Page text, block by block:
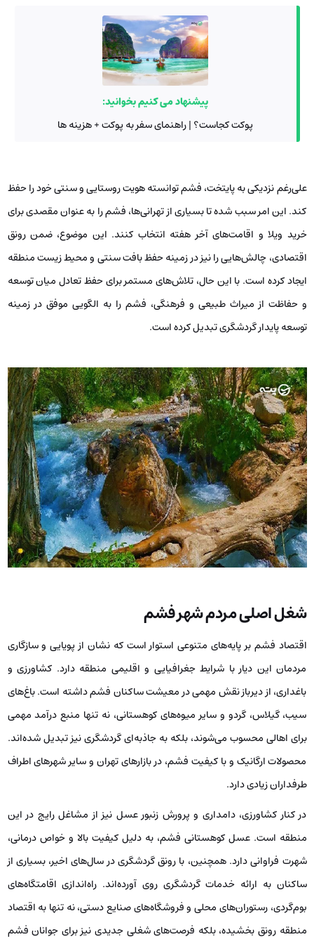
پیشنهاد می کنیم بخوانید:
پوکت کجاست؟ | راهنمای سفر به پوکت + هزینه ها
علی‌رغم نزدیکی به پایتخت، فشم توانسته هویت روستایی و سنتی خود را حفظ
کند. این امر سبب شده تا بسیاری از تهرانی‌ها، فشم را به عنوان مقصدی برای
خرید ویلا و اقامت‌های آخر هفته انتخاب کنند. این موضوع، ضمن رونق
اقتصادی، چالش‌هایی را نیز در زمینه حفظ بافت سنتی و محیط زیست منطقه
ایجاد کرده است. با این حال، تلاش‌های مستمر برای حفظ تعادل میان توسعه
و حفاظت از میراث طبیعی و فرهنگی، فشم را به الگویی موفق در زمینه
توسعه پایدار گردشگری تبدیل کرده است.
شغل اصلی مردم شهر فشم
اقتصاد فشم بر پایه‌های متنوعی استوار است که نشان از پویایی و سازگاری
مردمان این دیار با شرایط جغرافیایی و اقلیمی منطقه دارد. کشاورزی و
باغداری، از دیرباز نقش مهمی در معیشت ساکنان فشم داشته است. باغ‌های
سیب، گیلاس، گردو و سایر میوه‌های کوهستانی، نه تنها منبع درآمد مهمی
برای اهالی محسوب می‌شوند، بلکه به جاذبه‌ای گردشگری نیز تبدیل شده‌اند.
محصولات ارگانیک و با کیفیت فشم، در بازارهای تهران و سایر شهرهای اطراف
طرفداران زیادی دارد.
در کنار کشاورزی، دامداری و پرورش زنبور عسل نیز از مشاغل رایج در این
منطقه است. عسل کوهستانی فشم، به دلیل کیفیت بالا و خواص درمانی،
شهرت فراوانی دارد. همچنین، با رونق گردشگری در سال‌های اخیر، بسیاری از
ساکنان به ارائه خدمات گردشگری روی آورده‌اند. راه‌اندازی اقامتگاه‌های
بوم‌گردی، رستوران‌های محلی و فروشگاه‌های صنایع دستی، نه تنها به اقتصاد
منطقه رونق بخشیده، بلکه فرصت‌های شغلی جدیدی نیز برای جوانان فشم